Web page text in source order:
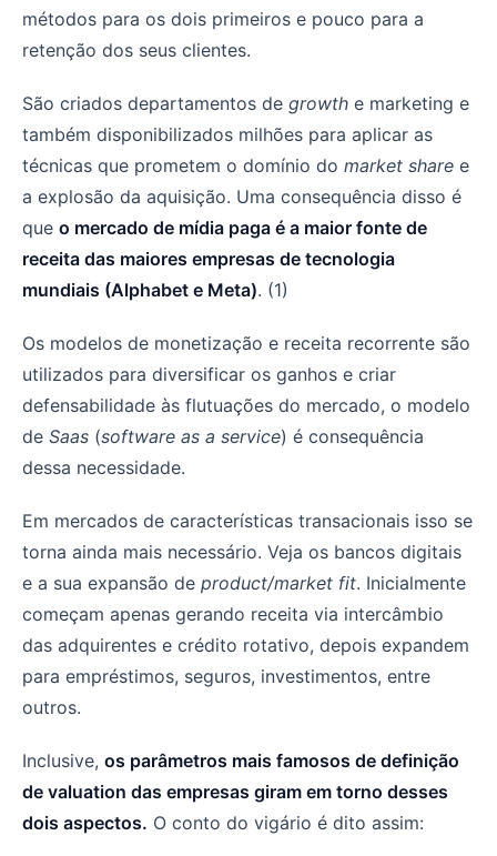
métodos para os dois primeiros e pouco para a
retenção dos seus clientes.
São criados departamentos de growth e marketing e
também disponibilizados milhões para aplicar as
técnicas que prometem o domínio do market share e
a explosão da aquisição. Uma consequência disso é
que o mercado de mídia paga é a maior fonte de
receita das maiores empresas de tecnologia
mundiais (Alphabet e Meta). (1)
Os modelos de monetização e receita recorrente são
utilizados para diversificar os ganhos e criar
defensabilidade às flutuações do mercado, o modelo
de Saas (software as a service) é consequência
dessa necessidade.
Em mercados de características transacionais isso se
torna ainda mais necessário. Veja os bancos digitais
e a sua expansão de product/market fit. Inicialmente
começam apenas gerando receita via intercâmbio
das adquirentes e crédito rotativo, depois expandem
para empréstimos, seguros, investimentos, entre
outros.
Inclusive, os parâmetros mais famosos de definição
de valuation das empresas giram em torno desses
dois aspectos. O conto do vigário é dito assim: